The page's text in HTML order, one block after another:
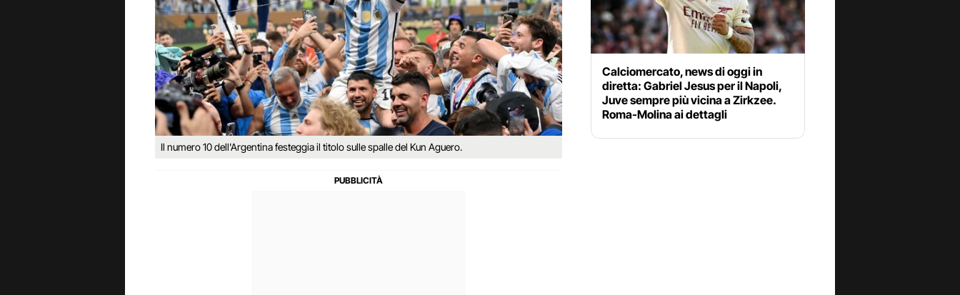
Il numero 10 dell'Argentina festeggia il titolo sulle spalle del Kun Aguero.
Calciomercato, news di oggi in
diretta: Gabriel Jesus per il Napoli,
Juve sempre più vicina a Zirkzee.
Roma-Molina ai dettagli